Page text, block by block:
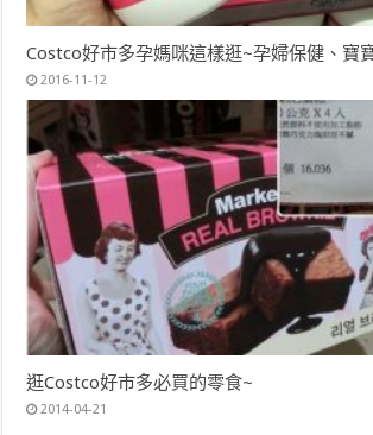
Costco好市多孕媽咪這樣逛~孕婦保健、寶
2016-11-12
逛Costco好市多必買的零食~
2014-04-21